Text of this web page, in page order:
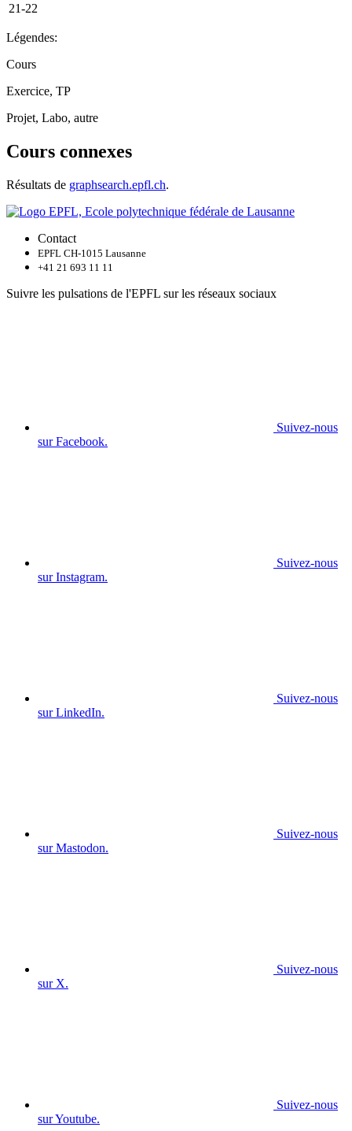
21-22
Légendes:
Cours
Exercice, TP
Projet, Labo, autre
Cours connexes
Résultats de graphsearch.epfl.ch.
Contact
EPFL CH-1015 Lausanne
+41 21 693 11 11
Suivre les pulsations de l'EPFL sur les réseaux sociaux
Suivez-nous
sur Facebook.
Suivez-nous
sur Instagram.
Suivez-nous
sur LinkedIn.
Suivez-nous
sur Mastodon.
Suivez-nous
sur X.
Suivez-nous
sur Youtube.